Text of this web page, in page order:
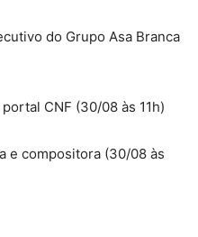
do Grupo Asa Branca
CNF (30/08 às 11h)
e compositora (30/08 às